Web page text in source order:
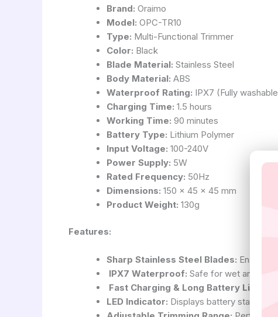
Brand: Oraimo
Model: OPC-TR10
Type: Multi-Functional Trimmer
Color: Black
Blade Material: Stainless Steel
Body Material: ABS
Waterproof Rating: IPX7 (Fully
Charging Time: 1.5 hours
Working Time: 90 minutes
Battery Type: Lithium Polymer
Input Voltage: 100-240V
Power Supply: 5W
Rated Frequency: 50Hz
Dimensions: 150 x 45 x 45 mm
Product Weight: 130g
Features:
Sharp Stainless Steel Blades: Ensures
IPX7 Waterproof: Safe for wet and dry
Fast Charging & Long Battery Life:
LED Indicator: Displays battery status.